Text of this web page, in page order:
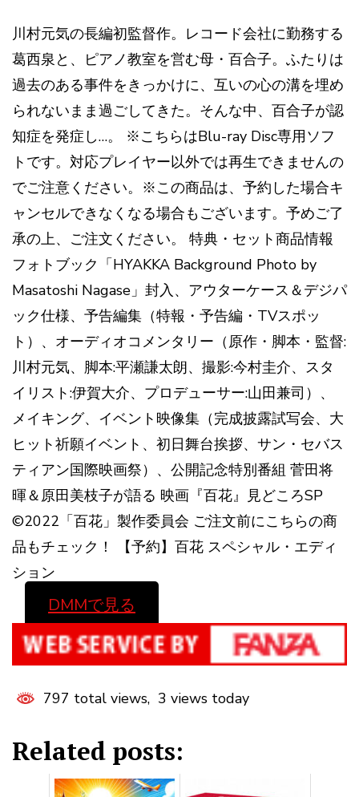
川村元気の長編初監督作。レコード会社に勤務する
葛西泉と、ピアノ教室を営む母・百合子。ふたりは
過去のある事件をきっかけに、互いの心の溝を埋め
られないまま過ごしてきた。そんな中、百合子が認
知症を発症し…。 ※こちらはBlu-ray Disc専用ソフ
トです。対応プレイヤー以外では再生できませんの
でご注意ください。※この商品は、予約した場合キ
ャンセルできなくなる場合もございます。予めご了
承の上、ご注文ください。 特典・セット商品情報
フォトブック「HYAKKA Background Photo by
Masatoshi Nagase」封入、アウターケース＆デジパ
ック仕様、予告編集（特報・予告編・TVスポッ
ト）、オーディオコメンタリー（原作・脚本・監督:
川村元気、脚本:平瀬謙太朗、撮影:今村圭介、スタ
イリスト:伊賀大介、プロデューサー:山田兼司）、
メイキング、イベント映像集（完成披露試写会、大
ヒット祈願イベント、初日舞台挨拶、サン・セバス
ティアン国際映画祭）、公開記念特別番組 菅田将
暉＆原田美枝子が語る 映画『百花』見どころSP
©2022「百花」製作委員会 ご注文前にこちらの商
品もチェック！ 【予約】百花 スペシャル・エディ
ション
DMMで見る
797 total views, 3 views today
Related posts: